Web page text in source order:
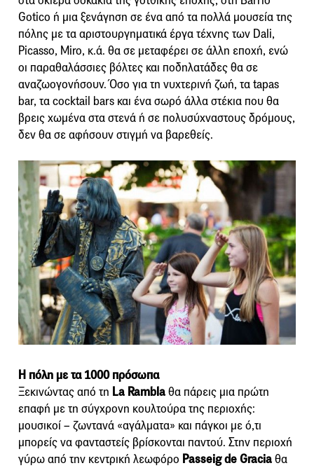
Gotico ή μια ξενάγηση σε ένα από τα πολλά μουσεία της
πόλης με τα αριστουργηματικά έργα τέχνης των Dali,
Picassο, Miro, κ.ά. θα σε μεταφέρει σε άλλη εποχή, ενώ
οι παραθαλάσσιες βόλτες και ποδηλατάδες θα σε
αναζωογονήσουν. Όσο για τη νυχτερινή ζωή, τα tapas
bar, τα cocktail bars και ένα σωρό άλλα στέκια που θα
βρεις χωμένα στα στενά ή σε πολυσύχναστους δρόμους,
δεν θα σε αφήσουν στιγμή να βαρεθείς.
Η πόλη με τα 1000 πρόσωπα
Ξεκινώντας από τη La Ramblaθα πάρεις μια πρώτη
επαφή με τη σύγχρονη κουλτούρα της περιοχής:
μουσικοί – ζωντανά «αγάλματα» και πάγκοι με ό,τι
μπορείς να φανταστείς βρίσκονται παντού. Στην περιοχή
γύρω από την κεντρική λεωφόρο Passeig de Graciaθα